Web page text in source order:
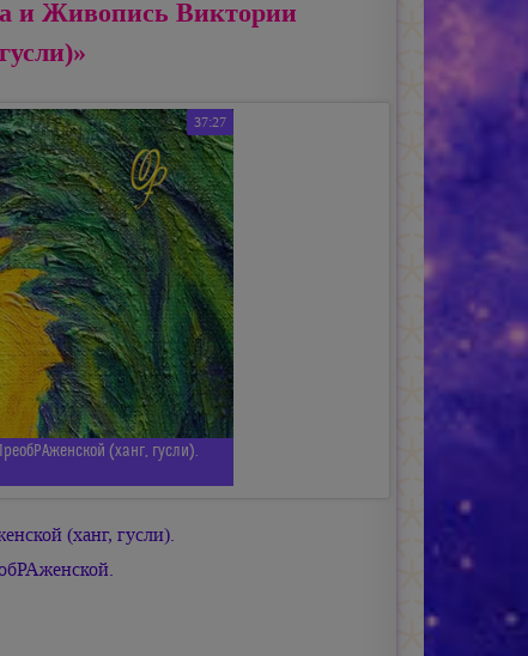
и Живопись Виктории
37:27
(ханг, гусли).
(ханг, гусли).